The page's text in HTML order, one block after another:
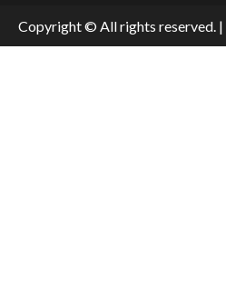
Copyright © All rights reserved. |